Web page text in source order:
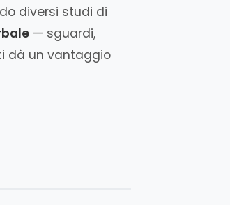
diversi studi di
— sguardi,
dà un vantaggio